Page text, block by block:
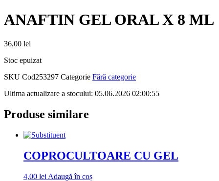
ANAFTIN GEL ORAL X 8 ML
36,00 lei
Stoc epuizat
SKU Cod253297 Categorie Fără categorie
Ultima actualizare a stocului: 05.06.2026 02:00:55
Produse similare
COPROCULTOARE CU GEL
4,00 lei Adaugă în coș